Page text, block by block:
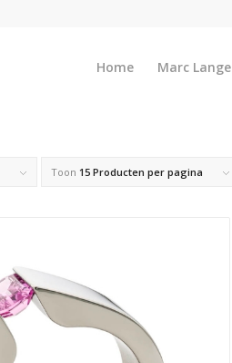
Home Marc Lange
Toon 15 Producten per pagina